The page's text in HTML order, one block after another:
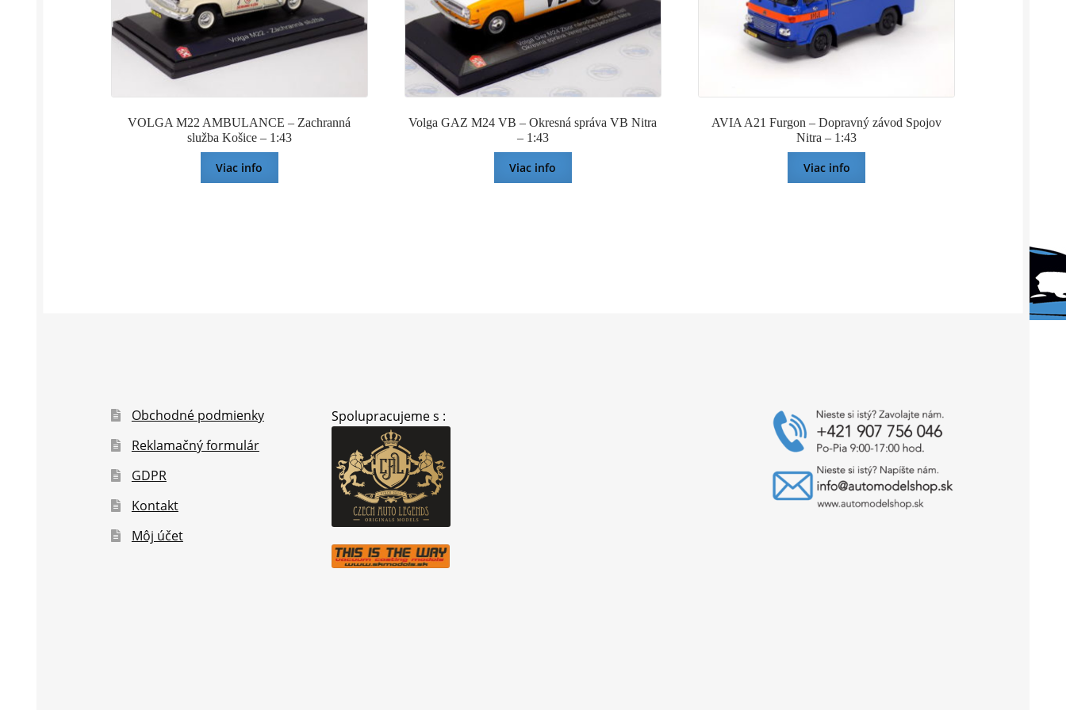
VOLGA M22 AMBULANCE – Zachranná
služba Košice – 1:43
Viac info
Volga GAZ M24 VB – Okresná správa VB Nitra
– 1:43
Viac info
AVIA A21 Furgon – Dopravný závod Spojov
Nitra – 1:43
Viac info
Obchodné podmienky
Reklamačný formulár
GDPR
Kontakt
Môj účet
Spolupracujeme s :